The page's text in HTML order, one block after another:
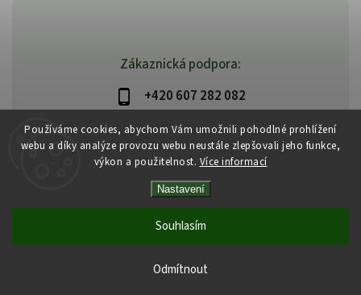
Používáme cookies, abychom Vám umožnili pohodlné prohlížení
webu a díky analýze provozu webu neustále zlepšovali jeho funkce,
výkon a použitelnost. Více informací
Nastavení
Odmítnout
Souhlasím
Zákaznická podpora:
+420 607 282 082
info@beautysystem.cz
Beautysystem.cz
VytvořilShoptet | Design